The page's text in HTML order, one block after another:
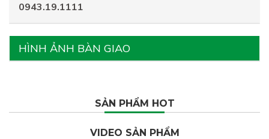
0943.19.1111
HÌNH ẢNH BÀN GIAO
SẢN PHẨM HOT
VIDEO SẢN PHẨM